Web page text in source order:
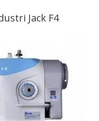
Jack F4